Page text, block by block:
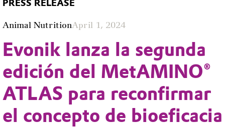
PRESS RELEASE
Animal NutritionApril 1, 2024
Evonik lanza la segunda
edición del MetAMINO®
ATLAS para reconfirmar
el concepto de bioeficacia